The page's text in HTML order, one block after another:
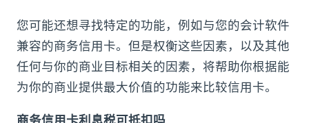
您可能还想寻找特定的功能，例如与您的会计软件
兼容的商务信用卡。但是权衡这些因素，以及其他
任何与你的商业目标相关的因素，将帮助你根据能
为你的商业提供最大价值的功能来比较信用卡。
商务信用卡利息税可抵扣吗